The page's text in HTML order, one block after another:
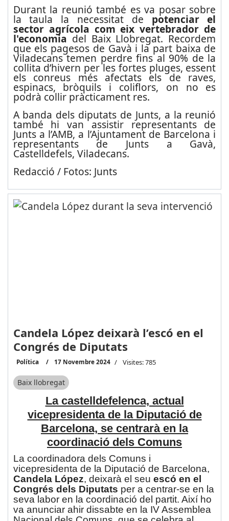
Durant la reunió també es va posar sobre
la taula la necessitat de potenciar el
sector agrícola com eix vertebrador de
l'economia del Baix Llobregat. Recordem
que els pagesos de Gavà i la part baixa de
Viladecans temen perdre fins al 90% de la
collita d’hivern per les fortes pluges, essent
els conreus més afectats els de raves,
espinacs, bròquils i coliflors, on no es
podrà collir pràcticament res.
A banda dels diputats de Junts, a la reunió
també hi van assistir representants de
Junts a l’AMB, a l’Ajuntament de Barcelona i
representants de Junts a Gavà,
Castelldefels, Viladecans.
Redacció / Fotos: Junts
Candela López deixarà l’escó en el
Congrés de Diputats
Política 17 Novembre 2024 Visites: 785
Baix llobregat
La castelldefelenca, actual
vicepresidenta de la Diputació de
Barcelona, se centrarà en la
coordinació dels Comuns
La coordinadora dels Comuns i
vicepresidenta de la Diputació de Barcelona,
Candela López, deixarà el seu escó en el
Congrés dels Diputats per a centrar-se en la
seva labor en la coordinació del partit. Així ho
va anunciar ahir dissabte en la IV Assemblea